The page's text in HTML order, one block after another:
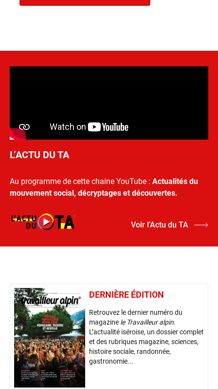
L’ACTU DU TA
Au programme de cette chaine YouTube : Actualités du
mouvement social, décryptages et découvertes.
Voir l’Actu du TA
DERNIÈRE ÉDITION
Retrouvez le dernier numéro du
magazine le Travailleur alpin.
L’actualité iséroise, un dossier complet
et des rubriques magazine, sciences,
histoire sociale, randonnée,
gastronomie...